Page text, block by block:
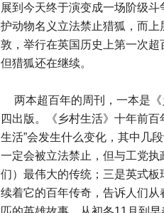
展到今天终于演变成一场阶级
护动物名义立法禁止猎狐，而
敦，举行在英国历史上第一次
但猎狐还在继续。
两本超百年的周刊，一本是
四出版。《乡村生活》十年前
生活”会发生什么变化，其中几
一定会被立法禁止，但与工党
们）最伟大的传统；三是英式
续着它的百年传奇，告诉人们